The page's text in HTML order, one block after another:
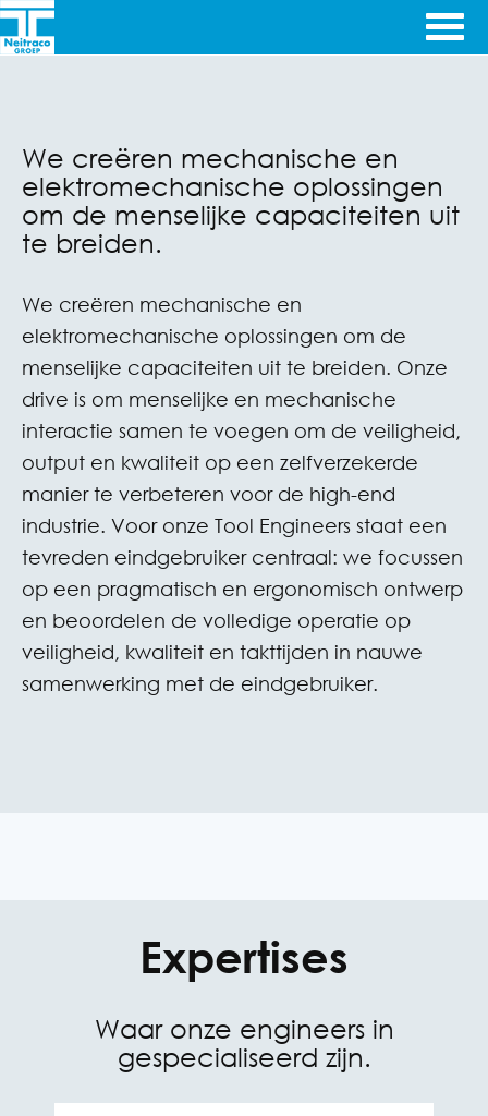
Ga door naar inhoud
Engineering
We creëren mechanische en
elektromechanische oplossingen
om de menselijke capaciteiten uit
te breiden.
We creëren mechanische en
elektromechanische oplossingen om de
menselijke capaciteiten uit te breiden. Onze
drive is om menselijke en mechanische
interactie samen te voegen om de veiligheid,
output en kwaliteit op een zelfverzekerde
manier te verbeteren voor de high-end
industrie. Voor onze Tool Engineers staat een
tevreden eindgebruiker centraal: we focussen
op een pragmatisch en ergonomisch ontwerp
en beoordelen de volledige operatie op
veiligheid, kwaliteit en takttijden in nauwe
samenwerking met de eindgebruiker.
Expertises
Waar onze engineers in
gespecialiseerd zijn.